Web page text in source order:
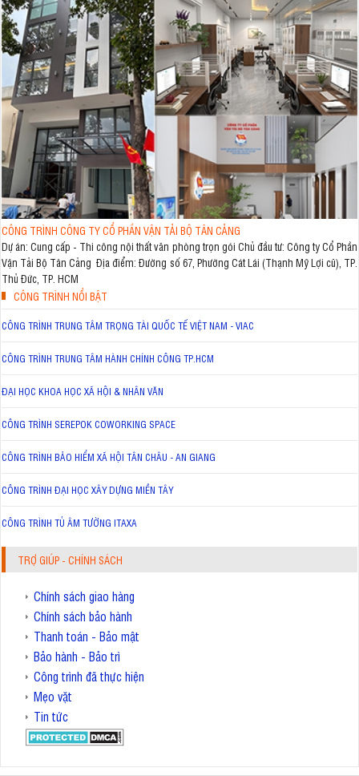
CÔNG TRÌNH CÔNG TY CỔ PHẦN VẬN TẢI BỘ TÂN CẢNG
Dự án: Cung cấp - Thi công nội thất văn phòng trọn gói Chủ đầu tư: Công ty Cổ Phần
Vận Tải Bộ Tân Cảng Địa điểm: Đường số 67, Phường Cát Lái (Thạnh Mỹ Lợi cũ), TP.
Thủ Đức, TP. HCM
CÔNG TRÌNH NỔI BẬT
CÔNG TRÌNH TRUNG TÂM TRỌNG TÀI QUỐC TẾ VIỆT NAM - VIAC
CÔNG TRÌNH TRUNG TÂM HÀNH CHÍNH CÔNG TP.HCM
ĐẠI HỌC KHOA HỌC XÃ HỘI & NHÂN VĂN
CÔNG TRÌNH SEREPOK COWORKING SPACE
CÔNG TRÌNH BẢO HIỂM XÃ HỘI TÂN CHÂU - AN GIANG
CÔNG TRÌNH ĐẠI HỌC XÂY DỰNG MIỀN TÂY
CÔNG TRÌNH TỦ ÂM TƯỜNG ITAXA
TRỢ GIÚP - CHÍNH SÁCH
Chính sách giao hàng
Chính sách bảo hành
Thanh toán - Bảo mật
Bảo hành - Bảo trì
Công trình đã thực hiện
Mẹo vặt
Tin tức